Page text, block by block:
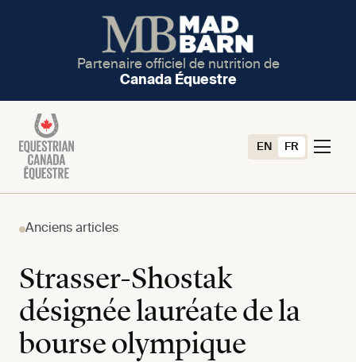
Partenaire officiel de nutrition de
Canada Équestre
EN FR
Anciens articles
Strasser-Shostak
désignée lauréate de la
bourse olympique